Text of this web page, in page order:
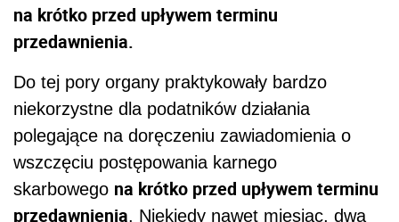
na krótko przed upływem terminu
przedawnienia.
Do tej pory organy praktykowały bardzo
niekorzystne dla podatników działania
polegające na doręczeniu zawiadomienia o
wszczęciu postępowania karnego
skarbowego na krótko przed upływem terminu
przedawnienia. Niekiedy nawet miesiąc, dwa